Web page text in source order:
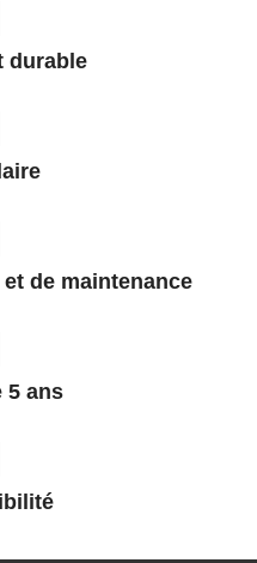
durable
de maintenance
5 ans